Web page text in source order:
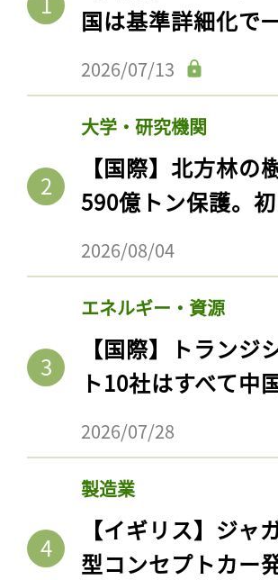
国は基準詳細化で
2026/07/13
大学・研究機関
【国際】北方林
590億トン保護。
2026/08/04
エネルギー・資源
【国際】トラン
ト10社はすべて中
2026/07/28
製造業
【イギリス】ジ
型コンセプトカー